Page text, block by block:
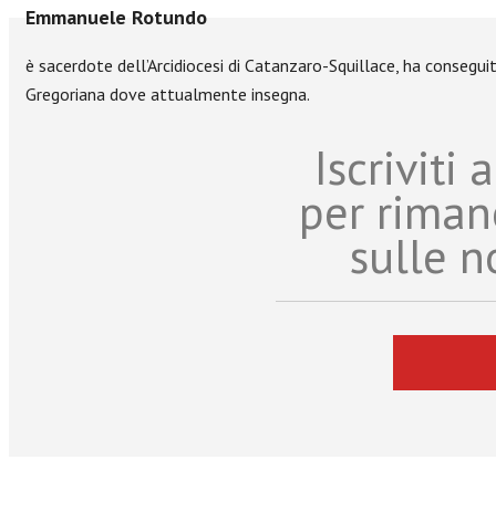
Emmanuele Rotundo
è sacerdote dell’Arcidiocesi di Catanzaro-Squillace, ha
Gregoriana dove attualmente insegna.
Iscriviti
per
sulle